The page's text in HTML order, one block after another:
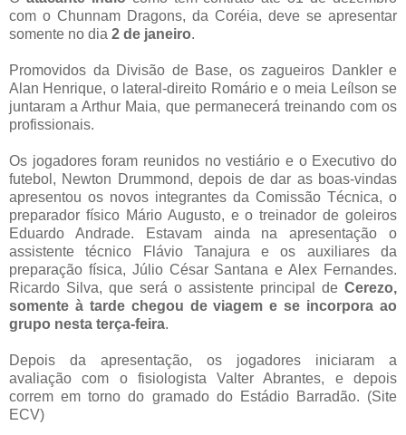
com o Chunnam Dragons, da Coréia, deve se apresentar
somente no dia 2 de janeiro.
Promovidos da Divisão de Base, os zagueiros Dankler e
Alan Henrique, o lateral-direito Romário e o meia Leílson se
juntaram a Arthur Maia, que permanecerá treinando com os
profissionais.
Os jogadores foram reunidos no vestiário e o Executivo do
futebol, Newton Drummond, depois de dar as boas-vindas
apresentou os novos integrantes da Comissão Técnica, o
preparador físico Mário Augusto, e o treinador de goleiros
Eduardo Andrade. Estavam ainda na apresentação o
assistente técnico Flávio Tanajura e os auxiliares da
preparação física, Júlio César Santana e Alex Fernandes.
Ricardo Silva, que será o assistente principal de Cerezo,
somente à tarde chegou de viagem e se incorpora ao
grupo nesta terça-feira.
Depois da apresentação, os jogadores iniciaram a
avaliação com o fisiologista Valter Abrantes, e depois
correm em torno do gramado do Estádio Barradão. (Site
ECV)